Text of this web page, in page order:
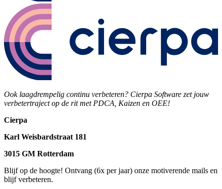
Ook laagdrempelig continu verbeteren? Cierpa Software zet jouw
verbetertraject op de rit met PDCA, Kaizen en OEE!
Cierpa
Karl Weisbardstraat 181
3015 GM Rotterdam
Blijf op de hoogte! Ontvang (6x per jaar) onze motiverende mails en
blijf verbeteren.